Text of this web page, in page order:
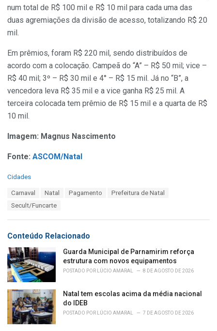
num total de R$ 100 mil e R$ 10 mil para cada uma das
duas agremiações da divisão de acesso, totalizando R$ 20
mil.
Em prêmios, foram R$ 220 mil, sendo distribuídos de
acordo com a colocação. Campeã do “A” – R$ 50 mil; vice –
R$ 40 mil; 3º – R$ 30 mil e 4° – R$ 15 mil. Já no “B”, a
vencedora leva R$ 35 mil e a vice ganha R$ 25 mil. A
terceira colocada tem prêmio de R$ 15 mil e a quarta de R$
10 mil.
Imagem: Magnus Nascimento
Fonte: ASCOM/Natal
C
i
e
s
:
Cidades
Carnaval Natal Pagamento
Prefeitura de Natal
Secult/Funcarte
Conteúdo Relacionado
Guarda Municipal de Parnamirim reforça
estrutura com novos equipamentos
POSTADO POR LÚCIO AMARAL 8 DE AGOSTO DE 2026
Natal tem escolas acima da média nacional
do IDEB
POSTADO POR LÚCIO AMARAL 7 DE AGOSTO DE 2026